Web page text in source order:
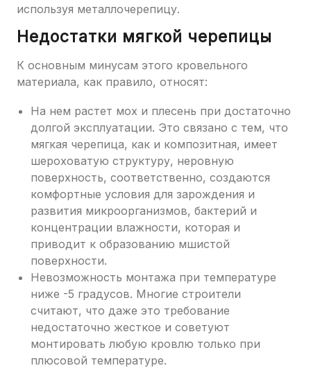
используя металлочерепицу.
Недостатки мягкой черепицы
К основным минусам этого кровельного
материала, как правило, относят:
На нем растет мох и плесень при достаточно
долгой эксплуатации. Это связано с тем, что
мягкая черепица, как и композитная, имеет
шероховатую структуру, неровную
поверхность, соответственно, создаются
комфортные условия для зарождения и
развития микроорганизмов, бактерий и
концентрации влажности, которая и
приводит к образованию мшистой
поверхности.
Невозможность монтажа при температуре
ниже -5 градусов. Многие строители
считают, что даже это требование
недостаточно жесткое и советуют
монтировать любую кровлю только при
плюсовой температуре.